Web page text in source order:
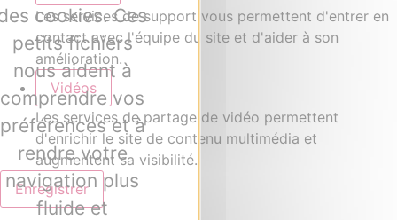
Les services de support vous permettent d'entrer en
contact avec l'équipe du site et d'aider à son
amélioration.
Vidéos
Les services de partage de vidéo permettent
d'enrichir le site de contenu multimédia et
augmentent sa visibilité.
Enregistrer
cookies. Ces
petits fichiers
nous aident à
comprendre vos
préférences et à
rendre votre
navigation plus
fluide et